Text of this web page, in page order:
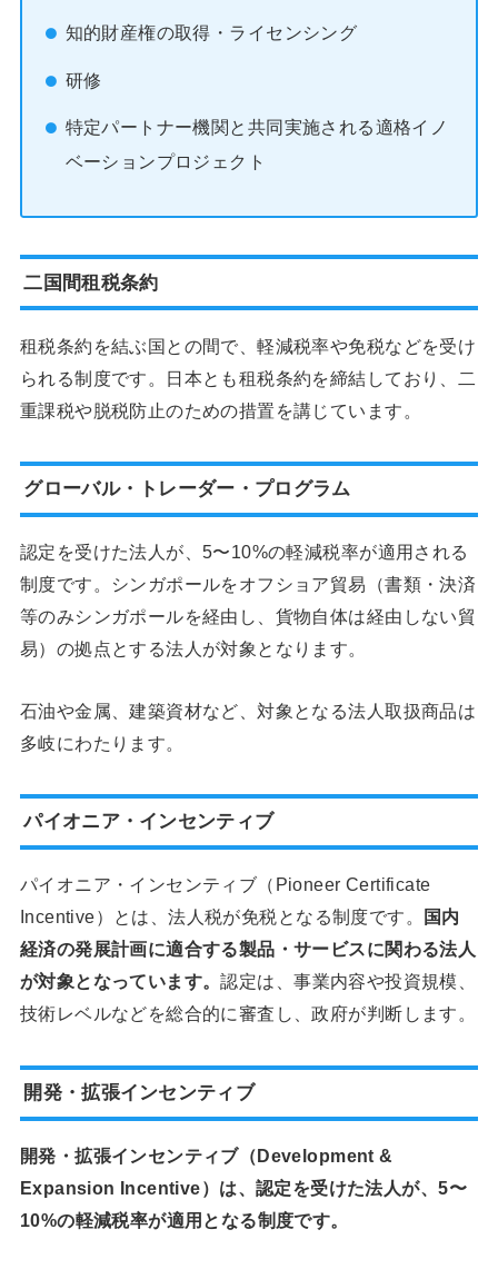
知的財産権の取得・ライセンシング
研修
特定パートナー機関と共同実施される適格イノ
ベーションプロジェクト
二国間租税条約
租税条約を結ぶ国との間で、軽減税率や免税などを受け
られる制度です。日本とも租税条約を締結しており、二
重課税や脱税防止のための措置を講じています。
グローバル・トレーダー・プログラム
認定を受けた法人が、5〜10%の軽減税率が適用される
制度です。シンガポールをオフショア貿易（書類・決済
等のみシンガポールを経由し、貨物自体は経由しない貿
易）の拠点とする法人が対象となります。
石油や金属、建築資材など、対象となる法人取扱商品は
多岐にわたります。
パイオニア・インセンティブ
パイオニア・インセンティブ（Pioneer Certificate
Incentive）とは、法人税が免税となる制度です。
国内
経済の発展計画に適合する製品・サービスに関わる法人
が対象となっています。認定は、事業内容や投資規模、
技術レベルなどを総合的に審査し、政府が判断します。
開発・拡張インセンティブ
開発・拡張インセンティブ（Development &
Expansion Incentive）は、認定を受けた法人が、5〜
10%の軽減税率が適用となる制度です。